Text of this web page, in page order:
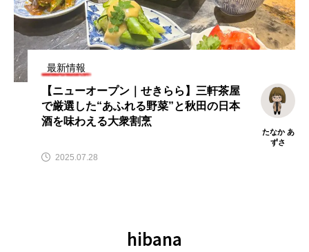
【ニューオープン情報】注目の飲
食店情報まとめ（2026年8月7日
更新）
2026.08.07
【2026年最新】注目の飲食店フ
最新情報
【ニューオープン｜せきらら】三軒茶屋
で厳選した“あふれる野菜”と秋田の日本
酒を味わえる大衆割烹
たなか あ
ずさ
2025.07.28
hibana